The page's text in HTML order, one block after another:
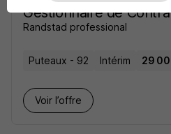
Gestionnaire de
Randstad professional
Puteaux - 92 Intérim 29
Voir l’offre